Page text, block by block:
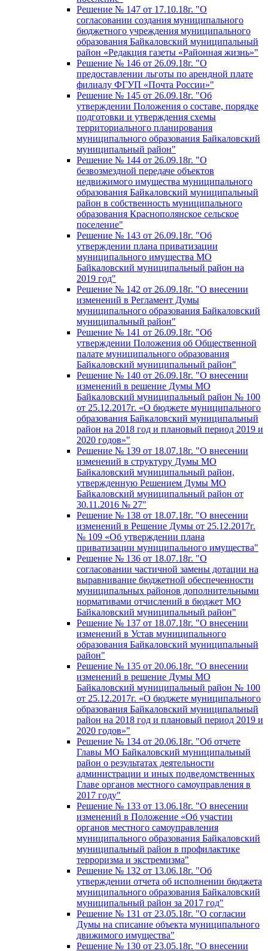
Решение № 147 от 17.10.18г. "О
согласовании создания муниципального
бюджетного учреждения муниципального
образования Байкаловский муниципальный
район «Редакция газеты «Районная жизнь»"
Решение № 146 от 26.09.18г. "О
предоставлении льготы по арендной плате
филиалу ФГУП «Почта России»"
Решение № 145 от 26.09.18г. "Об
утверждении Положения о составе, порядке
подготовки и утверждения схемы
территориального планирования
муниципального образования Байкаловский
муниципальный район"
Решение № 144 от 26.09.18г. "О
безвозмездной передаче объектов
недвижимого имущества муниципального
образования Байкаловский муниципальный
район в собственность муниципального
образования Краснополянское сельское
поселение"
Решение № 143 от 26.09.18г. "Об
утверждении плана приватизации
муниципального имущества МО
Байкаловский муниципальный район на
2019 год"
Решение № 142 от 26.09.18г. "О внесении
изменений в Регламент Думы
муниципального образования Байкаловский
муниципальный район"
Решение № 141 от 26.09.18г. "Об
утверждении Положения об Общественной
палате муниципального образования
Байкаловский муниципальный район"
Решение № 140 от 26.09.18г. "О внесении
изменений в решение Думы МО
Байкаловский муниципальный район № 100
от 25.12.2017г. «О бюджете муниципального
образования Байкаловский муниципальный
район на 2018 год и плановый период 2019 и
2020 годов»"
Решение № 139 от 18.07.18г. "О внесении
изменений в структуру Думы МО
Байкаловский муниципальный район,
утвержденную Решением Думы МО
Байкаловский муниципальный район от
30.11.2016 № 27"
Решение № 138 от 18.07.18г. "О внесении
изменений в Решение Думы от 25.12.2017г.
№ 109 «Об утверждении плана
приватизации муниципального имущества"
Решение № 136 от 18.07.18г. "О
согласовании частичной замены дотации на
выравнивание бюджетной обеспеченности
муниципальных районов дополнительными
нормативами отчислений в бюджет МО
Байкаловский муниципальный район"
Решение № 137 от 18.07.18г. "О внесении
изменений в Устав муниципального
образования Байкаловский муниципальный
район"
Решение № 135 от 20.06.18г. "О внесении
изменений в решение Думы МО
Байкаловский муниципальный район № 100
от 25.12.2017г. «О бюджете муниципального
образования Байкаловский муниципальный
район на 2018 год и плановый период 2019 и
2020 годов»"
Решение № 134 от 20.06.18г. "Об отчете
Главы МО Байкаловский муниципальный
район о результатах деятельности
администрации и иных подведомственных
Главе органов местного самоуправления в
2017 году"
Решение № 133 от 13.06.18г. "О внесении
изменений в Положение «Об участии
органов местного самоуправления
муниципального образования Байкаловский
муниципальный район в профилактике
терроризма и экстремизма"
Решение № 132 от 13.06.18г. "Об
утверждении отчета об исполнении бюджета
муниципального образования Байкаловский
муниципальный район за 2017 год"
Решение № 131 от 23.05.18г. "О согласии
Думы на списание объекта муниципального
движимого имущества"
Решение № 130 от 23.05.18г. "О внесении